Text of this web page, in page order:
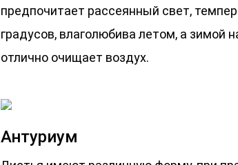
предпочитает рассеянный свет,
градусов, влаголюбива летом, а зимой
отлично очищает воздух.
Антуриум